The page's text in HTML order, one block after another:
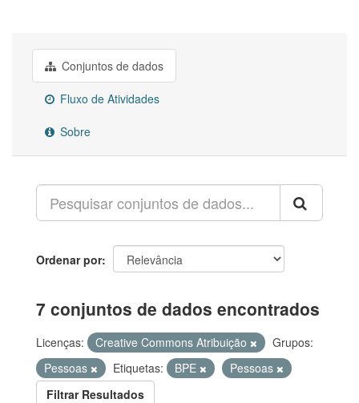
Conjuntos de dados
Fluxo de Atividades
Sobre
Ordenar por
7 conjuntos de dados encontrados
Licenças: Creative Commons Atribuição
Grupos:
Pessoas
Etiquetas: BPE
Pessoas
Filtrar Resultados